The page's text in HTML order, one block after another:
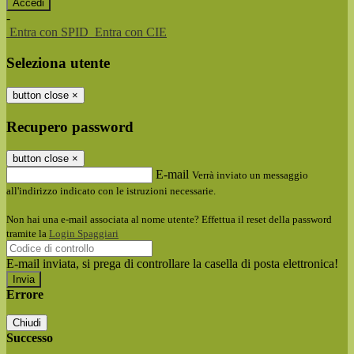
-
Entra con SPID Entra con CIE
Seleziona utente
button close ×
Recupero password
button close ×
E-mail Verrà inviato un messaggio
all'indirizzo indicato con le istruzioni necessarie.
Non hai una e-mail associata al nome utente? Effettua il reset della password
tramite la Login Spaggiari
E-mail inviata, si prega di controllare la casella di posta elettronica!
Errore
Chiudi
Successo